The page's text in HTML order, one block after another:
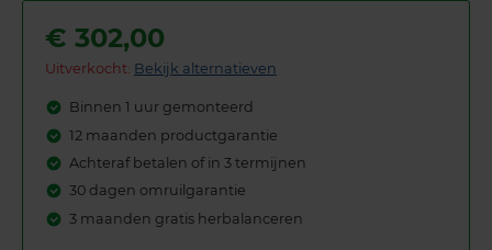
€ 302,00
Uitverkocht: Bekijk alternatieven
Binnen 1 uur gemonteerd
12 maanden productgarantie
Achteraf betalen of in 3 termijnen
30 dagen omruilgarantie
3 maanden gratis herbalanceren